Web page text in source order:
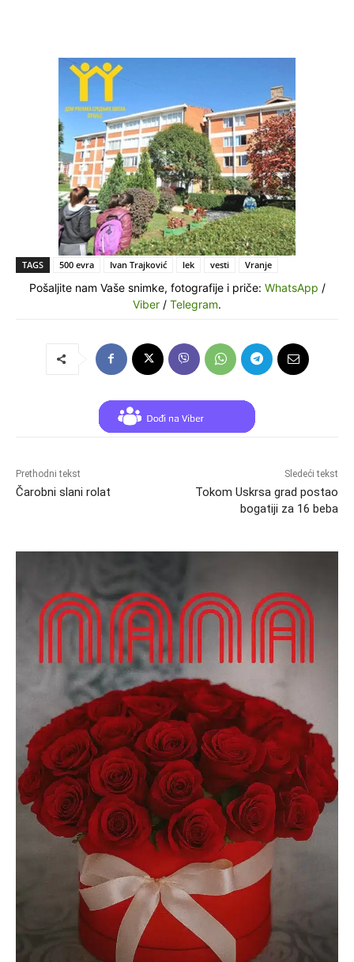
TAGS 500 evra Ivan Trajković lek vesti Vranje
Pošaljite nam Vaše snimke, fotografije i priče: WhatsApp /
Viber / Telegram.
Prethodni tekst
Čarobni slani rolat
Sledeći tekst
Tokom Uskrsa grad postao
bogatiji za 16 beba